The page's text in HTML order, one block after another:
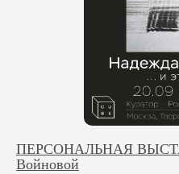
ПЕРСОНАЛЬНАЯ
Войновой